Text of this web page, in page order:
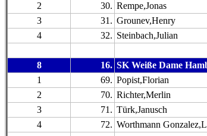
2
30. Rempe,Jonas
3
31. Grounev,Henry
4
32. Steinbach,Julian
8 16. SK Weiße Dame
1
69. Popist,Florian
2
70. Richter,Merlin
3
71. Türk,Janusch
4
72. Worthmann